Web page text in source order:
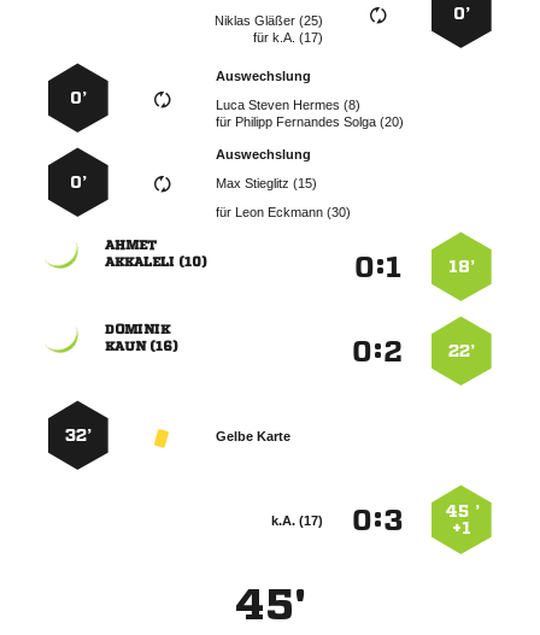
0’
  
fürk.A. (17)
Auswechslung
   
für    
0’
Auswechslung
  
für   
0’
18’
:

 
22’
:

 
Gelbe Karte
32’
45 ’
+1
:
k.A. (17)
45'